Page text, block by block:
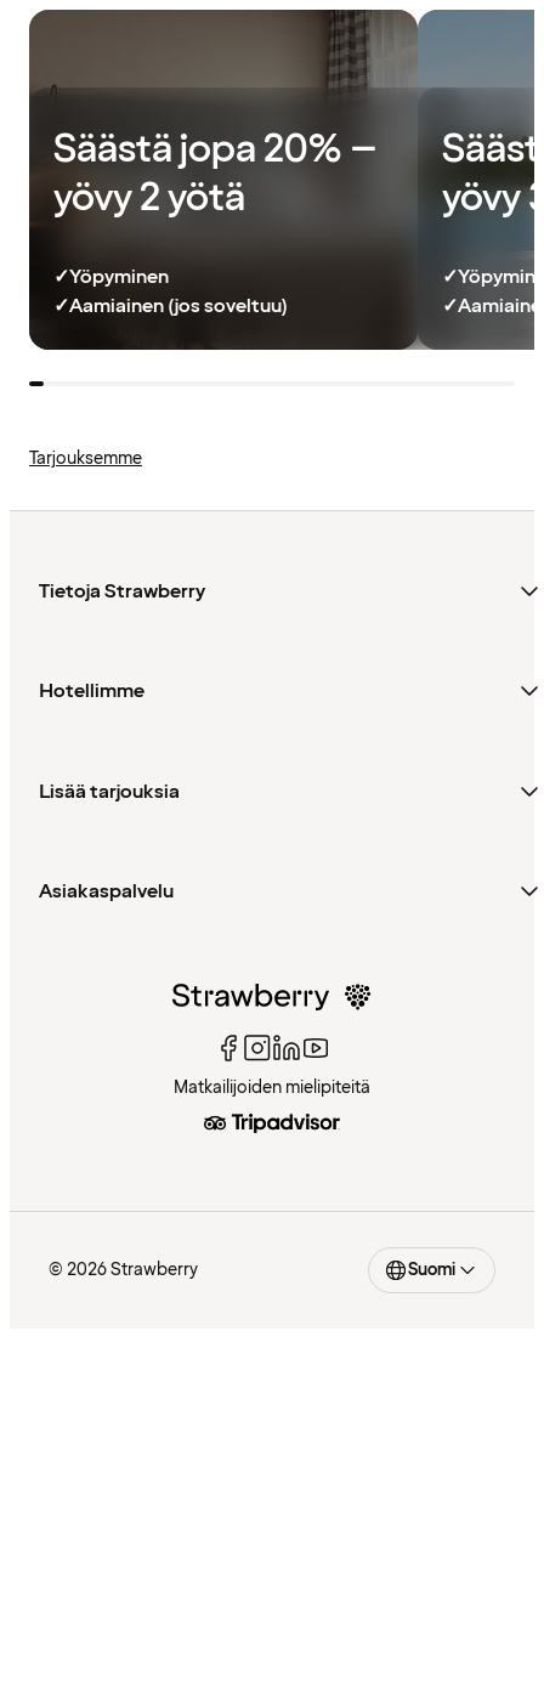
Säästä jopa 20% –
yövy 2 yötä
✓Yöpyminen
✓Aamiainen (jos soveltuu)
yövy
✓
✓
Tarjouksemme
Tietoja Strawberry
Hotellimme
Lisää tarjouksia
Asiakaspalvelu
Matkailijoiden mielipiteitä
© 2026 Strawberry Suomi